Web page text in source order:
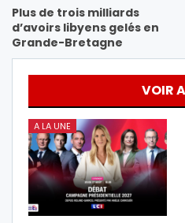
Plus de trois milliards
d’avoirs libyens gelés en
Grande-Bretagne
VOIR
A LA UNE